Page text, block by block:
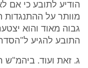
הודיע לתובע כי אם
מוותר על ההתנגדות
גבוה מאוד והוא
התובע להגיע
ג. זאת ועוד.